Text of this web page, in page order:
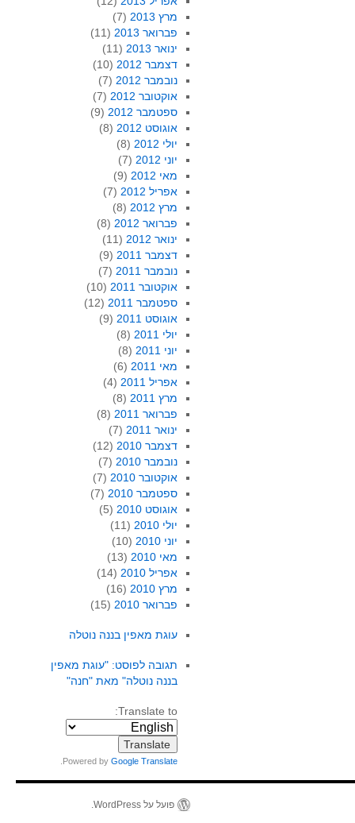
מרץ 2013
(7)
פברואר 2013
(11)
ינואר 2013
(11)
דצמבר 2012
(10)
נובמבר 2012
(7)
אוקטובר 2012
(7)
ספטמבר 2012
(9)
אוגוסט 2012
(8)
יולי 2012
(8)
יוני 2012
(7)
מאי 2012
(9)
אפריל 2012
(7)
מרץ 2012
(8)
פברואר 2012
(8)
ינואר 2012
(11)
דצמבר 2011
(9)
נובמבר 2011
(7)
אוקטובר 2011
(10)
ספטמבר 2011
(12)
אוגוסט 2011
(9)
יולי 2011
(8)
יוני 2011
(8)
מאי 2011
(6)
אפריל 2011
(4)
מרץ 2011
(8)
פברואר 2011
(8)
ינואר 2011
(7)
דצמבר 2010
(12)
נובמבר 2010
(7)
אוקטובר 2010
(7)
ספטמבר 2010
(7)
אוגוסט 2010
(5)
יולי 2010
(11)
יוני 2010
(10)
מאי 2010
(13)
אפריל 2010
(14)
מרץ 2010
(16)
פברואר 2010
(15)
עוגת מאפין בננה נוטלה
תגובה לפוסט: "עוגת מאפין
בננה נוטלה" מאת "חנה"
Translate to:
Powered byGoogle Translate
פועל על WordPress.